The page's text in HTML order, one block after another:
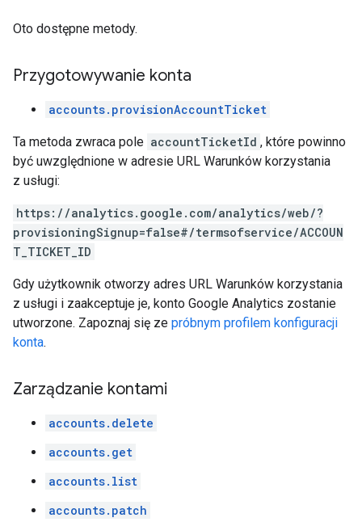
Oto dostępne metody.
Przygotowywanie konta
accounts.provisionAccountTicket
Ta metoda zwraca pole accountTicketId , które powinno
być uwzględnione w adresie URL Warunków korzystania
z usługi:
https://analytics.google.com/analytics/web/?
provisioningSignup=false#/termsofservice/ACCOUN
T_TICKET_ID
Gdy użytkownik otworzy adres URL Warunków korzystania
z usługi i zaakceptuje je, konto Google Analytics zostanie
utworzone. Zapoznaj się ze próbnym profilem konfiguracji
konta.
Zarządzanie kontami
accounts.delete
accounts.get
accounts.list
accounts.patch